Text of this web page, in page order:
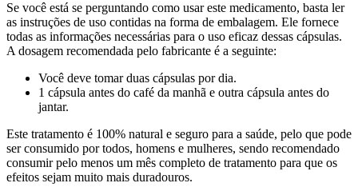
Se você está se perguntando como usar este medicamento, basta ler
as instruções de uso contidas na forma de embalagem. Ele fornece
todas as informações necessárias para o uso eficaz dessas cápsulas.
A dosagem recomendada pelo fabricante é a seguinte:
Você deve tomar duas cápsulas por dia.
1 cápsula antes do café da manhã e outra cápsula antes do
jantar.
Este tratamento é 100% natural e seguro para a saúde, pelo que pode
ser consumido por todos, homens e mulheres, sendo recomendado
consumir pelo menos um mês completo de tratamento para que os
efeitos sejam muito mais duradouros.